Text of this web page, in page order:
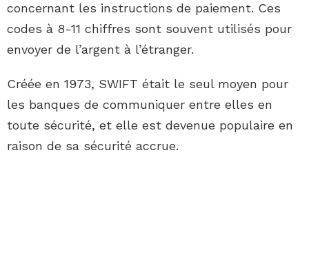
concernant les instructions de paiement. Ces
codes à 8-11 chiffres sont souvent utilisés pour
envoyer de l’argent à l’étranger.
Créée en 1973, SWIFT était le seul moyen pour
les banques de communiquer entre elles en
toute sécurité, et elle est devenue populaire en
raison de sa sécurité accrue.